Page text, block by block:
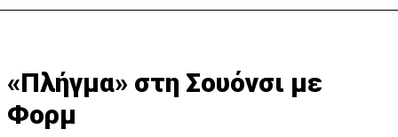
«Πλήγμα» στη Σουόνσι με
Φορμ